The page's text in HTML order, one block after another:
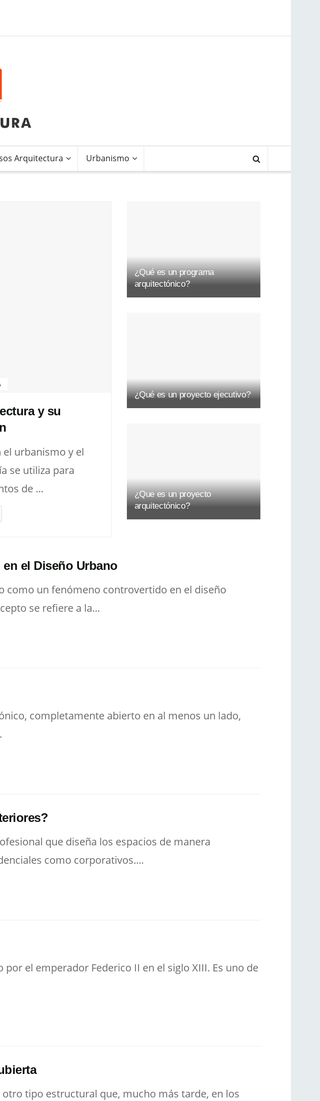
Arquitectura Urbanismo
y su
urbanismo y el
se utiliza para
de ...
¿Qué es un programa
arquitectónico?
¿Qué es un proyecto ejecutivo?
¿Que es un proyecto
arquitectónico?
el Diseño Urbano
como un fenómeno controvertido en el diseño
se refiere a la...
completamente abierto en al menos un lado,
que diseña los espacios de manera
como corporativos....
el emperador Federico II en el siglo XIII. Es uno de
tipo estructural que, mucho más tarde, en los